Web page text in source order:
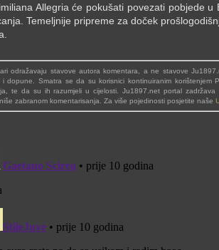
Allegria će pokušati povezati pobjede
Temeljnije pripreme za doček
odražavaju stavove autora komentara, a ne stavove
i dopune. Smatra se da su korisnici kontinuiranim
te da su ih razumjeli u cijelosti. Ju1897.net portal
zabranom komentarisanja. Za više pojedinosti posjetite naše